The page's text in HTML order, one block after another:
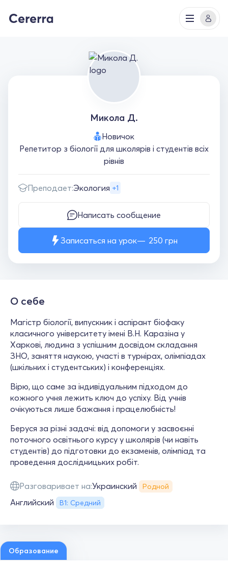
Микола Д.
Новичок
Репетитор з біології для школярів і студентів всіх
рівнів
Преподает:Экология +1
Написать сообщение
Записаться на урок 250 грн
О себе
Магістр біології, випускник і аспірант біофаку
класичного університету імені В.Н. Каразіна у
Харкові, людина з успішним досвідом складання
ЗНО, заняття наукою, участі в турнірах, олімпіадах
(шкільних і студентських) і конференціях.
Вірю, що саме за індивідуальним підходом до
кожного учня лежить ключ до успіху. Від учнів
очікуються лише бажання і працелюбність!
Беруся за різні задачі: від допомоги у засвоєнні
поточного освітнього курсу у школярів (чи навіть
студентів) до підготовки до екзаменів, олімпіад та
проведення дослідницьких робіт.
Разговаривает на:Украинский Родной
Английский В1: Средний
Образование